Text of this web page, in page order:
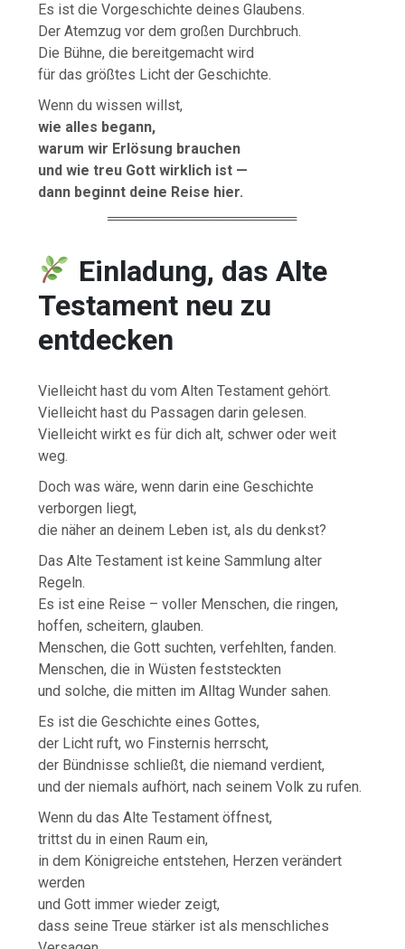
Es ist die Vorgeschichte deines Glaubens.
Der Atemzug vor dem großen Durchbruch.
Die Bühne, die bereitgemacht wird
für das größtes Licht der Geschichte.
Wenn du wissen willst,
wie alles begann,
warum wir Erlösung brauchen
und wie treu Gott wirklich ist —
dann beginnt deine Reise hier.
═══════════════════
Einladung, das Alte
Testament neu zu
entdecken
Vielleicht hast du vom Alten Testament gehört.
Vielleicht hast du Passagen darin gelesen.
Vielleicht wirkt es für dich alt, schwer oder weit
weg.
Doch was wäre, wenn darin eine Geschichte
verborgen liegt,
die näher an deinem Leben ist, als du denkst?
Das Alte Testament ist keine Sammlung alter
Regeln.
Es ist eine Reise – voller Menschen, die ringen,
hoffen, scheitern, glauben.
Menschen, die Gott suchten, verfehlten, fanden.
Menschen, die in Wüsten feststeckten
und solche, die mitten im Alltag Wunder sahen.
Es ist die Geschichte eines Gottes,
der Licht ruft, wo Finsternis herrscht,
der Bündnisse schließt, die niemand verdient,
und der niemals aufhört, nach seinem Volk zu rufen.
Wenn du das Alte Testament öffnest,
trittst du in einen Raum ein,
in dem Königreiche entstehen, Herzen verändert
werden
und Gott immer wieder zeigt,
dass seine Treue stärker ist als menschliches